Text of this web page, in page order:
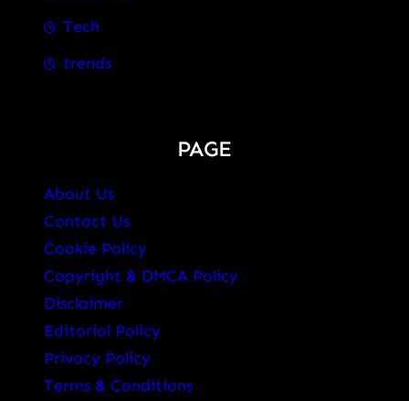
Tech
trends
PAGE
About Us
Contact Us
Cookie Policy
Copyright & DMCA Policy
Disclaimer
Editorial Policy
Privacy Policy
Terms & Conditions